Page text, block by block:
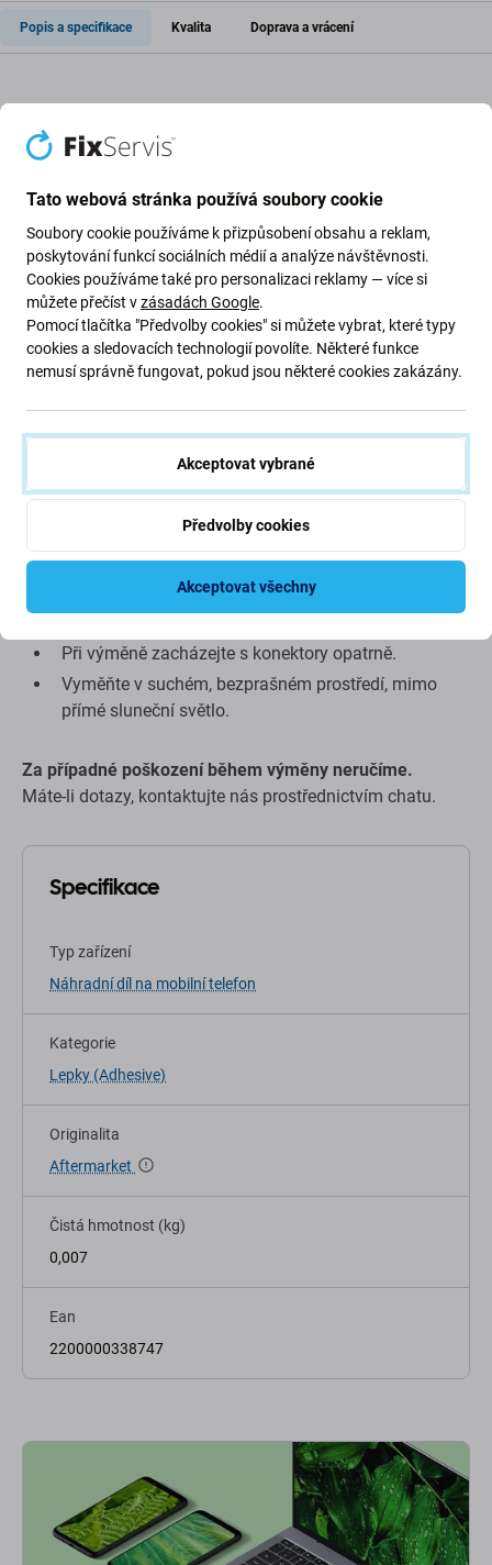
Popis a specifikace Kvalita Doprava a vrácení
Lepidlo pod zadní sklo pro Apple
iPhone 8 Plus
potřebujete novélepidlona zadní sklo, je to součást
nutná k obnovení funkčnosti.
Kvalita náhradních dílů
Náhradní díl prodávaný jakoAftermarketvyrábí třetí
originálu a může mít drobné rozdíly ve funkčnosti, kvalitě
Tipy před výměnou:
Výměna dílů by měla být provedena odborníkem.
K výměně je potřeba speciálnínářadí
Při výměně zacházejte s konektory opatrně.
Vyměňte v suchém, bezprašném prostředí, mimo
přímé sluneční světlo.
Za případné poškození během výměny neručíme.
Máte-li dotazy, kontaktujte nás prostřednictvím chatu.
Specifikace
Typ zařízení
Náhradní díl na mobilní telefon
Kategorie
Lepky (Adhesive)
Originalita
Aftermarket
Čistá hmotnost (kg)
0,007
Ean
2200000338747
Tato webová stránka používá soubory cookie
Soubory cookie používáme k přizpůsobení obsahu a reklam,
poskytování funkcí sociálních médií a analýze návštěvnosti.
Cookies používáme také pro personalizaci reklamy — více si
můžete přečíst vzásadách Google.
Pomocí tlačítka "Předvolby cookies" si můžete vybrat, které typy
cookies a sledovacích technologií povolíte. Některé funkce
nemusí správně fungovat, pokud jsou některé cookies zakázány.
Akceptovat vybrané
Předvolby cookies
Akceptovat všechny